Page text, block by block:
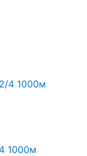
1000м